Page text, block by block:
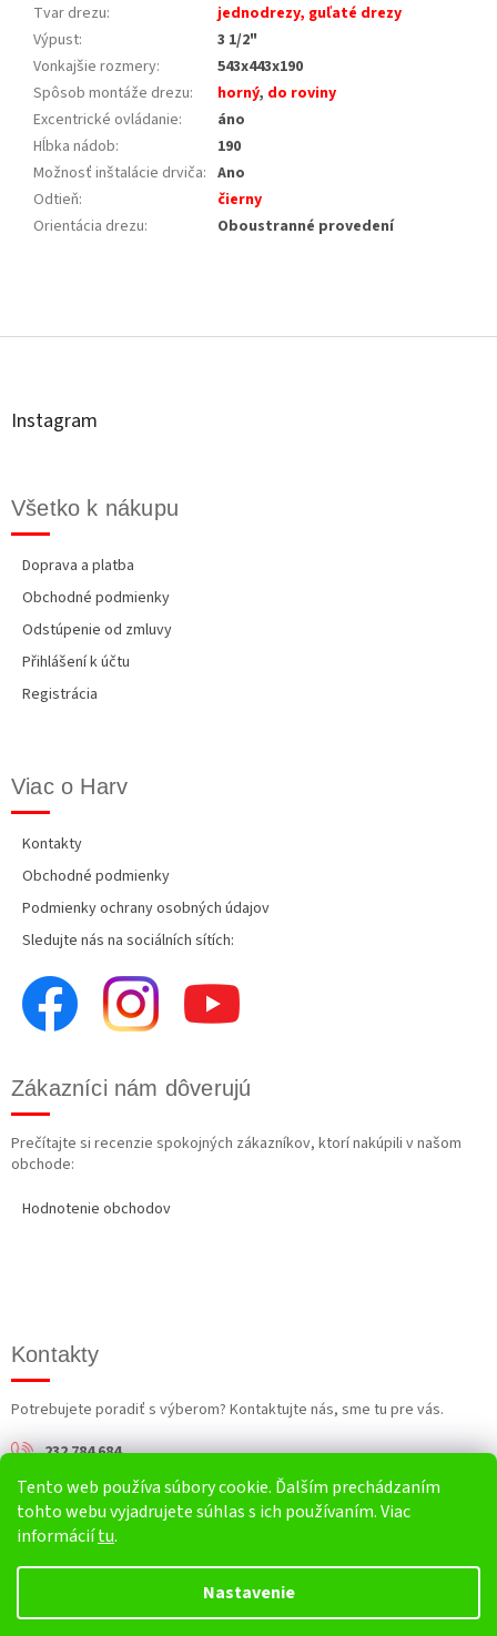
Tento web používa súbory cookie. Ďalším prechádzaním
tohto webu vyjadrujete súhlas s ich používaním. Viac
informáciítu.
Nastavenie
Tvar drezu:
jednodrezy, guľaté drezy
Výpust:
3 1/2"
Vonkajšie rozmery:
543x443x190
Spôsob montáže drezu: horný, do roviny
Excentrické ovládanie:
áno
Hĺbka nádob:
190
Možnosť inštalácie drviča: Ano
Odtieň:
čierny
Orientácia drezu: Oboustranné provedení
á
Instagram
Všetko k nákupu
Doprava a platba
Obchodné podmienky
Odstúpenie od zmluvy
Přihlášení k účtu
Registrácia
Viac o Harv
Kontakty
Obchodné podmienky
Podmienky ochrany osobných údajov
Sledujte nás na sociálních sítích:
Zákazníci nám dôverujú
Prečítajte si recenzie spokojných zákazníkov, ktorí nakúpili v našom
obchode:
Hodnotenie obchodov
Kontakty
Potrebujete poradiť s výberom? Kontaktujte nás, sme tu pre vás.
232 784 684
info@harv.sk